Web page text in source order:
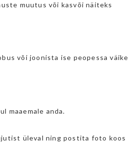
muutus või kasvõi näiteks
või joonista ise peopessa väike
maaemale anda.
üleval ning postita foto koos